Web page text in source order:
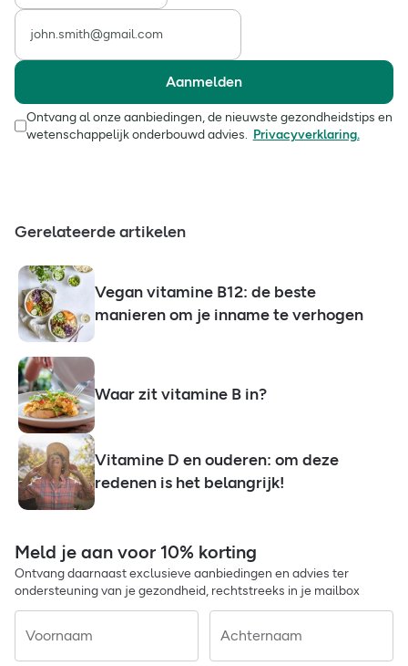
Aanmelden
Ontvang al onze aanbiedingen, de nieuwste gezondheidstips en
wetenschappelijk onderbouwd advies. Privacyverklaring.
Gerelateerde artikelen
Vegan vitamine B12: de beste
manieren om je inname te verhogen
Waar zit vitamine B in?
Vitamine D en ouderen: om deze
redenen is het belangrijk!
Meld je aan voor 10% korting
Ontvang daarnaast exclusieve aanbiedingen en advies ter
ondersteuning van je gezondheid, rechtstreeks in je mailbox
Voornaam Achternaam